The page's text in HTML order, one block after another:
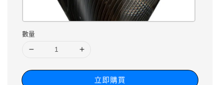
數量
立即購買